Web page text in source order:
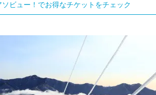
ソビュー！でお得なチケットをチェック